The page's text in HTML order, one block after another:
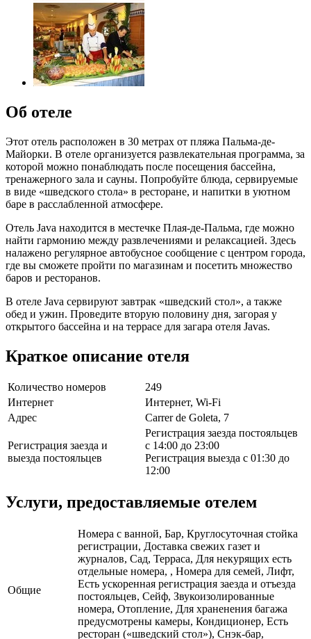
Об отеле
Этот отель расположен в 30 метрах от пляжа Пальма-де-
Майорки. В отеле организуется развлекательная программа, за
которой можно понаблюдать после посещения бассейна,
тренажерного зала и сауны. Попробуйте блюда, сервируемые
в виде «шведского стола» в ресторане, и напитки в уютном
баре в расслабленной атмосфере.
Отель Java находится в местечке Плая-де-Пальма, где можно
найти гармонию между развлечениями и релаксацией. Здесь
налажено регулярное автобусное сообщение с центром города,
где вы сможете пройти по магазинам и посетить множество
баров и ресторанов.
В отеле Java сервируют завтрак «шведский стол», а также
обед и ужин. Проведите вторую половину дня, загорая у
открытого бассейна и на террасе для загара отеля Javas.
Краткое описание отеля
Количество номеров
249
Интернет
Интернет, Wi-Fi
Адрес
Carrer de Goleta, 7
Регистрация заезда и
выезда постояльцев
Регистрация заезда постояльцев
с 14:00 до 23:00
Регистрация выезда с 01:30 до
12:00
Услуги, предоставляемые отелем
Общие
Номера с ванной, Бар, Круглосуточная стойка
регистрации, Доставка свежих газет и
журналов, Сад, Терраса, Для некурящих есть
отдельные номера, , Номера для семей, Лифт,
Есть ускоренная регистрация заезда и отъезда
постояльцев, Сейф, Звукоизолированные
номера, Отопление, Для храненения багажа
предусмотрены камеры, Кондиционер, Есть
ресторан («шведский стол»), Снэк-бар,